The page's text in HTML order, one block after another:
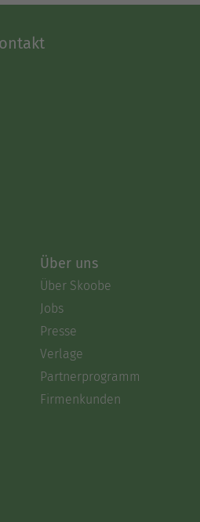
Über uns
Über Skoobe
Jobs
Presse
Verlage
Partnerprogramm
Firmenkunden